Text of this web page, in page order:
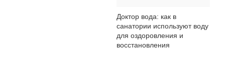
Доктор вода: как в
санатории используют воду
для оздоровления и
восстановления